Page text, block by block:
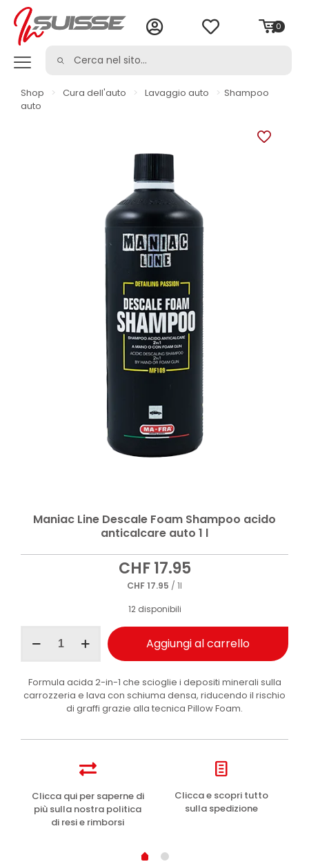
0
Shop > Cura dell'auto > Lavaggio auto > Shampoo
auto
Maniac Line Descale Foam Shampoo acido
anticalcare auto 1 l
CHF17.95
CHF17.95 / 1l
12 disponibili
Line
Shampoo
acido
anticalcare
1
Aggiungi al carrello
Formula acida 2-in-1 che scioglie i depositi minerali sulla
carrozzeria e lava con schiuma densa, riducendo il rischio
di graffi grazie alla tecnica Pillow Foam.
Clicca qui per saperne di
più sulla nostra politica
di resi e rimborsi
Clicca e scopri tutto
sulla spedizione